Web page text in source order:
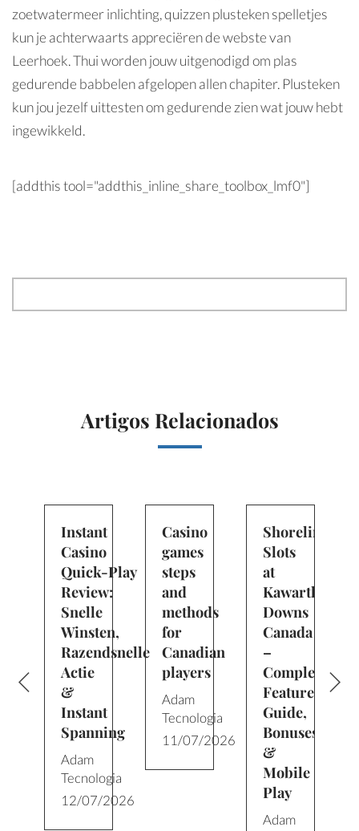
zoetwatermeer inlichting, quizzen plusteken spelletjes
kun je achterwaarts appreciëren de webste van
Leerhoek. Thui worden jouw uitgenodigd om plas
gedurende babbelen afgelopen allen chapiter. Plusteken
kun jou jezelf uittesten om gedurende zien wat jouw hebt
ingewikkeld.
[addthis tool="addthis_inline_share_toolbox_lmf0"]
Artigos Relacionados
Instant
Casino
Quick‑Play
Review:
Snelle
Winsten,
Razendsnelle
Actie
&
Instant
Spanning
Adam
Tecnologia
12/07/2026
Casino
games
steps
and
methods
for
Canadian
players
Adam
Tecnologia
11/07/2026
Shorelines
Slots
at
Kawartha
Downs
Canada
–
Complete
Feature
Guide,
Bonuses
&
Mobile
Play
Adam